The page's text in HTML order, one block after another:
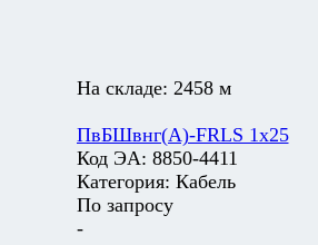
На складе: 2458 м
ПвБШвнг(А)-FRLS 1х25
Код ЭА: 8850-4411
Категория: Кабель
По запросу
-